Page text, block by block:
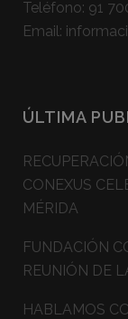
Teléfono: 91
Email:
ÚLTIMA
CONEXUS
MÉRIDA
FUNDACIÓN
REUNIÓN DE
HABLAMOS